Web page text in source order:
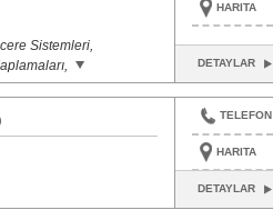
Sistemleri,
HARITA
DETAYLAR
TELEFON
HARITA
DETAYLAR